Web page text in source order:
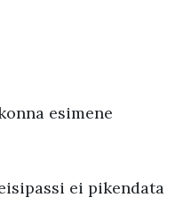
esimene
ei pikendata